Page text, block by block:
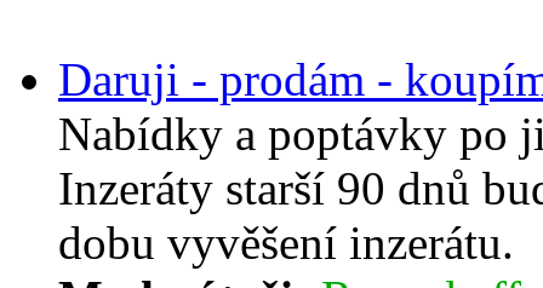
Daruji - prodám -
Nabídky a poptávky po
Inzeráty starší 90 dnů
dobu vyvěšení inzerátu.